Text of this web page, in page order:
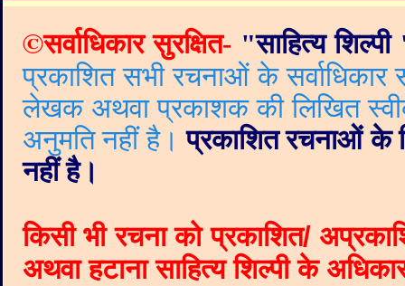
©सर्वाधिकार सुरक्षित- "साहित्य शिल्पी
प्रकाशित सभी रचनाओं के
लेखक अथवा प्रकाशक की लिखित
अनुमति नहीं है। प्रकाशित रचनाओं के
नहीं है।
किसी भी रचना को प्रकाशित/
अथवा हटाना साहित्य शिल्पी के